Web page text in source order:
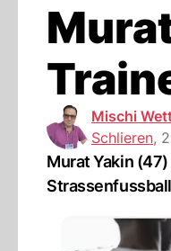
Mischi
Schlieren,
Murat Yakin